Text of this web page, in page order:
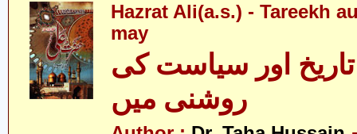
Hazrat Ali(a.s.) - Tareekh
may
اور سیاست کی